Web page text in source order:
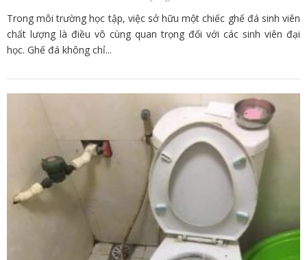
Trong môi trường học tập, việc sở hữu một chiếc ghế đá sinh viên
chất lượng là điều vô cùng quan trọng đối với các sinh viên đại
học. Ghế đá không chỉ...